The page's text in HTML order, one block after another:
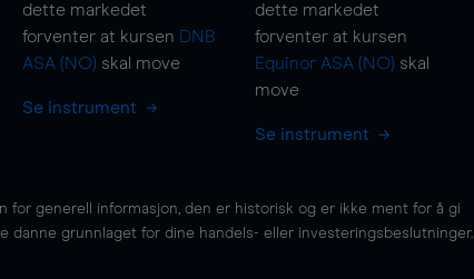
dette markedet
forventer at kursen DNB
ASA (NO) skal move
Se instrument
dette markedet
forventer at kursen
Equinor ASA (NO) skal
move
Se instrument
generell informasjon, den er historisk og er ikke ment for å gi
danne grunnlaget for dine handels- eller investeringsbeslutninger.